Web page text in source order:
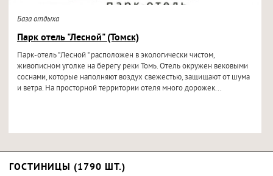
База отдыха
Парк отель "Лесной" (Томск)
Парк-отель "Лесной " расположен в экологически чистом,
живописном уголке на берегу реки Томь. Отель окружен вековыми
соснами, которые наполняют воздух свежестью, защищают от шума
и ветра. На просторной территории отеля много дорожек...
ГОСТИНИЦЫ (1790 ШТ.)